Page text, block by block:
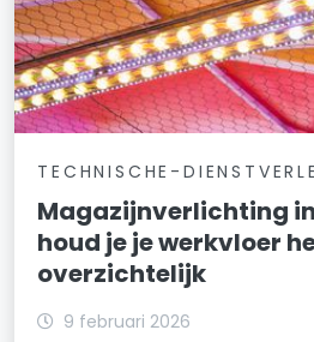
TECHNISCHE-
Magazijnverlichting
houd je je werkvloer
overzichtelijk
9 februari 2026